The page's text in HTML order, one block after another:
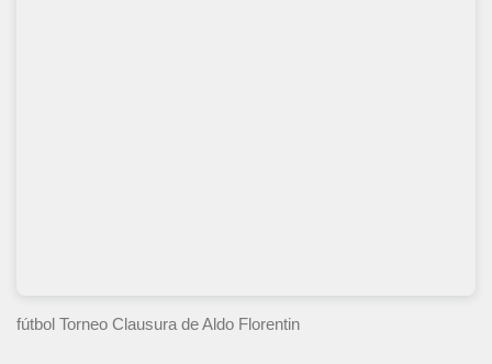
fútbol Torneo Clausura de Aldo Florentin